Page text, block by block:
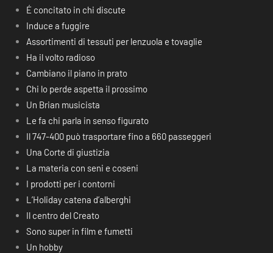
É concitato in chi discute
Induce a fuggire
Assortimenti di tessuti per lenzuola e tovaglie
Ha il volto radioso
Cambiano il piano in prato
Chi lo perde aspetta il prossimo
Un Brian musicista
Le fa chi parla in senso figurato
Il 747-400 può trasportare fino a 660 passeggeri
Una Corte di giustizia
La materia con seni e coseni
I prodotti per i contorni
L’Holiday catena d’alberghi
Il centro del Creato
Sono super in film e fumetti
Un hobby